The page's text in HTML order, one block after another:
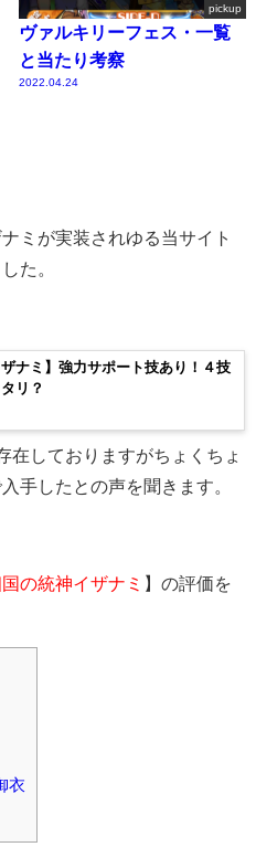
pickup
ヴァルキリーフェス・一覧
と当たり考察
2022.04.24
ミが実装されゆる当サイト
た。
ザナミ】強力サポート技あり！４技
リ？
在しておりますがちょくちょ
手したとの声を聞きます。
の統神イザナミ 】の評価を
衣